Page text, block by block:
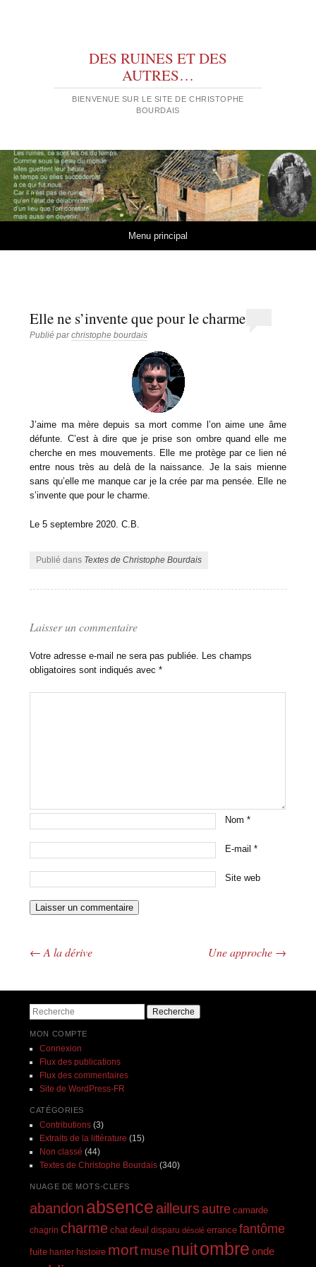
DES RUINES ET DES
AUTRES…
BIENVENUE SUR LE SITE DE CHRISTOPHE
BOURDAIS
Menu principal
Elle ne s’invente que pour le charme
Publié parchristophe bourdais
J’aime ma mère depuis sa mort comme l’on aime une âme
défunte. C’est à dire que je prise son ombre quand elle me
cherche en mes mouvements. Elle me protège par ce lien né
entre nous très au delà de la naissance. Je la sais mienne
sans qu’elle me manque car je la crée par ma pensée. Elle ne
s’invente que pour le charme.
Le 5 septembre 2020. C.B.
Publié dans Textes de Christophe Bourdais
Laisser un commentaire
Votre adresse e-mail ne sera pas publiée.
Les champs
obligatoires sont indiqués avec*
Nom*
E-mail*
Site web
← A la dérive Une approche →
Recherche
MON COMPTE
Connexion
Flux des publications
Flux des commentaires
Site de WordPress-FR
CATÉGORIES
Contributions(3)
Extraits de la littérature (15)
Non classé (44)
Textes de Christophe Bourdais(340)
NUAGE DE MOTS-CLEFS
abandon absence ailleursautre camarde
chagrin charme chat deuil disparu désolé errance fantôme
fuite hanter histoire mort muse nuitombre onde